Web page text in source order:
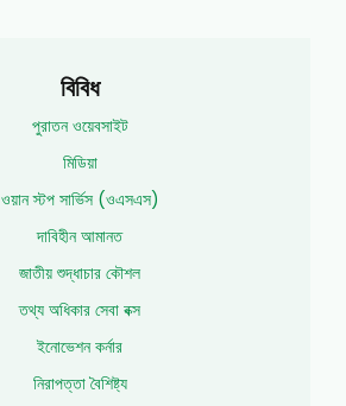
বিবিধ
পুরাতন ওয়েবসাইট
মিডিয়া
ওয়ান স্টপ সার্ভিস (ওএসএস)
দাবিহীন আমানত
জাতীয় শুদ্ধাচার কৌশল
তথ্য অধিকার সেবা বক্স
ইনোভেশন কর্নার
নিরাপত্তা বৈশিষ্ট্য